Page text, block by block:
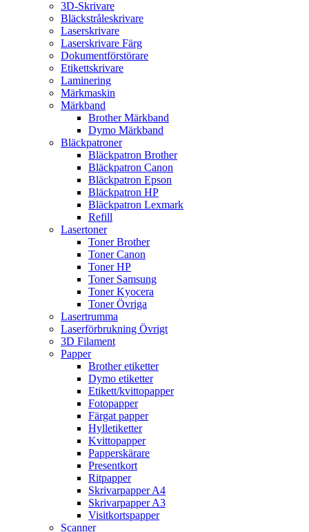
3D-Skrivare
Bläckstråleskrivare
Laserskrivare
Laserskrivare Färg
Dokumentförstörare
Etikettskrivare
Laminering
Märkmaskin
Märkband
Brother Märkband
Dymo Märkband
Bläckpatroner
Bläckpatron Brother
Bläckpatron Canon
Bläckpatron Epson
Bläckpatron HP
Bläckpatron Lexmark
Refill
Lasertoner
Toner Brother
Toner Canon
Toner HP
Toner Samsung
Toner Kyocera
Toner Övriga
Lasertrumma
Laserförbrukning Övrigt
3D Filament
Papper
Brother etiketter
Dymo etiketter
Etikett/kvittopapper
Fotopapper
Färgat papper
Hylletiketter
Kvittopapper
Papperskärare
Presentkort
Ritpapper
Skrivarpapper A4
Skrivarpapper A3
Visitkortspapper
Scanner